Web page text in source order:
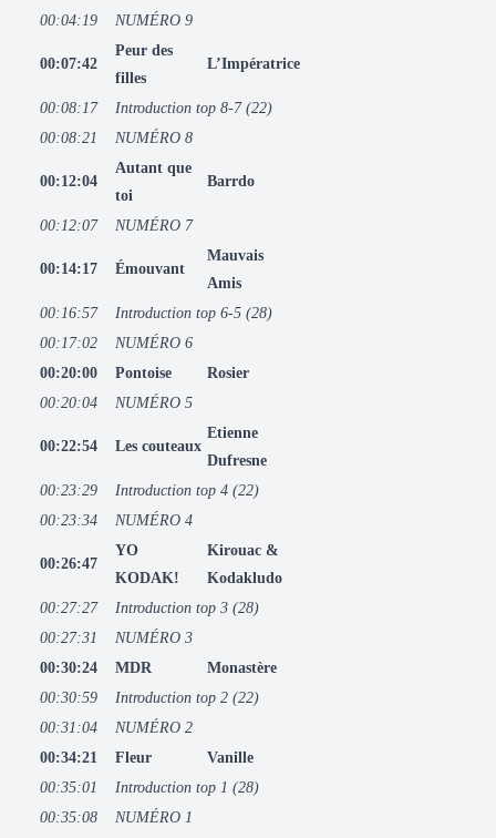
00:04:19
NUMÉRO 9
00:07:42
Peur des
filles
L’Impératrice
00:08:17
Introduction top 8-7 (22)
00:08:21
NUMÉRO 8
00:12:04
Autant que
toi
Barrdo
00:12:07 NUMÉRO 7
00:14:17 Émouvant
Mauvais
Amis
00:16:57
Introduction top 6-5 (28)
00:17:02
NUMÉRO 6
00:20:00
Pontoise
Rosier
00:20:04
NUMÉRO 5
00:22:54 Les couteaux
Etienne
Dufresne
00:23:29
Introduction top 4 (22)
00:23:34
NUMÉRO 4
00:26:47
YO
KODAK!
Kirouac &
Kodakludo
00:27:27
Introduction top 3 (28)
00:27:31
NUMÉRO 3
00:30:24
MDR
Monastère
00:30:59
Introduction top 2 (22)
00:31:04
NUMÉRO 2
00:34:21
Fleur
Vanille
00:35:01
Introduction top 1 (28)
00:35:08
NUMÉRO 1